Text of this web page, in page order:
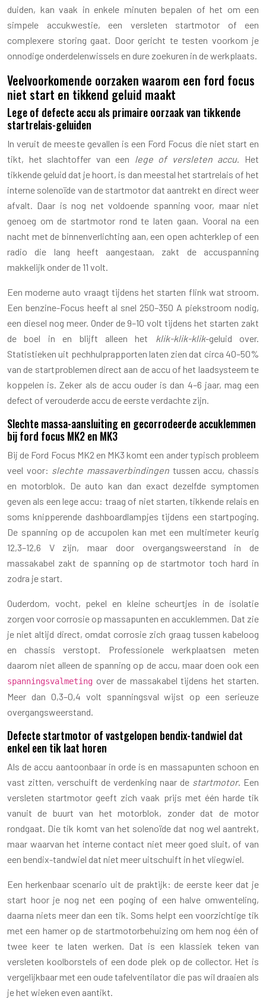
duiden, kan vaak in enkele minuten bepalen of het om een
simpele accukwestie, een versleten startmotor of een
complexere storing gaat. Door gericht te testen voorkom je
onnodige onderdelenwissels en dure zoekuren in de werkplaats.
Veelvoorkomende oorzaken waarom een ford focus
niet start en tikkend geluid maakt
Lege of defecte accu als primaire oorzaak van tikkende
startrelais-geluiden
In veruit de meeste gevallen is een Ford Focus die niet start en
tikt, het slachtoffer van een lege of versleten accu. Het
tikkende geluid dat je hoort, is dan meestal het startrelais of het
interne solenoïde van de startmotor dat aantrekt en direct weer
afvalt. Daar is nog net voldoende spanning voor, maar niet
genoeg om de startmotor rond te laten gaan. Vooral na een
nacht met de binnenverlichting aan, een open achterklep of een
radio die lang heeft aangestaan, zakt de accuspanning
makkelijk onder de 11 volt.
Een moderne auto vraagt tijdens het starten flink wat stroom.
Een benzine-Focus heeft al snel 250–350 A piekstroom nodig,
een diesel nog meer. Onder de 9–10 volt tijdens het starten zakt
de boel in en blijft alleen het klik-klik-klik-geluid over.
Statistieken uit pechhulprapporten laten zien dat circa 40–50%
van de startproblemen direct aan de accu of het laadsysteem te
koppelen is. Zeker als de accu ouder is dan 4–6 jaar, mag een
defect of verouderde accu de eerste verdachte zijn.
Slechte massa-aansluiting en gecorrodeerde accuklemmen
bij ford focus MK2 en MK3
Bij de Ford Focus MK2 en MK3 komt een ander typisch probleem
veel voor: slechte massaverbindingen tussen accu, chassis
en motorblok. De auto kan dan exact dezelfde symptomen
geven als een lege accu: traag of niet starten, tikkende relais en
soms knipperende dashboardlampjes tijdens een startpoging.
De spanning op de accupolen kan met een multimeter keurig
12,3–12,6 V zijn, maar door overgangsweerstand in de
massakabel zakt de spanning op de startmotor toch hard in
zodra je start.
Ouderdom, vocht, pekel en kleine scheurtjes in de isolatie
zorgen voor corrosie op massapunten en accuklemmen. Dat zie
je niet altijd direct, omdat corrosie zich graag tussen kabeloog
en chassis verstopt. Professionele werkplaatsen meten
daarom niet alleen de spanning op de accu, maar doen ook een
spanningsvalmeting over de massakabel tijdens het starten.
Meer dan 0,3–0,4 volt spanningsval wijst op een serieuze
overgangsweerstand.
Defecte startmotor of vastgelopen bendix-tandwiel dat
enkel een tik laat horen
Als de accu aantoonbaar in orde is en massapunten schoon en
vast zitten, verschuift de verdenking naar de startmotor. Een
versleten startmotor geeft zich vaak prijs met één harde tik
vanuit de buurt van het motorblok, zonder dat de motor
rondgaat. Die tik komt van het solenoïde dat nog wel aantrekt,
maar waarvan het interne contact niet meer goed sluit, of van
een bendix-tandwiel dat niet meer uitschuift in het vliegwiel.
Een herkenbaar scenario uit de praktijk: de eerste keer dat je
start hoor je nog net een poging of een halve omwenteling,
daarna niets meer dan een tik. Soms helpt een voorzichtige tik
met een hamer op de startmotorbehuizing om hem nog één of
twee keer te laten werken. Dat is een klassiek teken van
versleten koolborstels of een dode plek op de collector. Het is
vergelijkbaar met een oude tafelventilator die pas wil draaien als
je het wieken even aantikt.